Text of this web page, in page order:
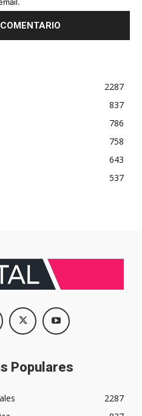
2287
837
786
758
643
537
Populares
2287